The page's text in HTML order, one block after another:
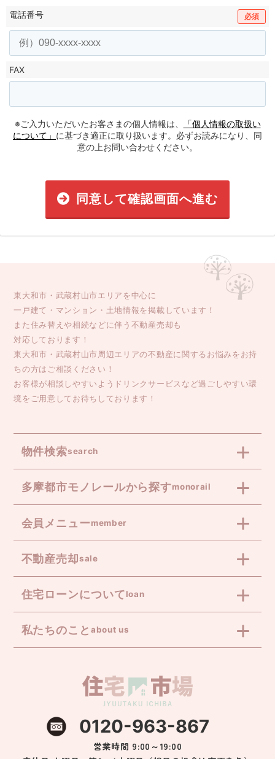
電話番号 必須
FAX
※ご入力いただいたお客さまの個人情報は、
「個人情報の取扱い
について」 に基づき適正に取り扱います。必ずお読みになり、同
意の上お問い合わせください。
同意して確認画面へ進む
東大和市・武蔵村山市エリアを中心に
一戸建て・マンション・土地情報を掲載しています！
また住み替えや相続などに伴う不動産売却も
対応しております！
東大和市・武蔵村山市周辺エリアの不動産に関するお悩みをお持
ちの方はご相談ください！
お客様が相談しやすいようドリンクサービスなど過ごしやすい環
境をご用意してお待ちしております！
物件検索search
多摩都市モノレールから探すmonorail
会員メニューmember
不動産売却sale
住宅ローンについてloan
私たちのこと about us
0120-963-867
営業時間 9:00～19:00